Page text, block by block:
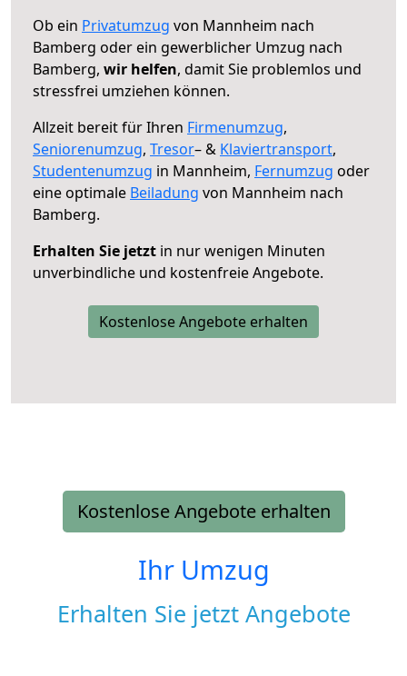
Ob ein Privatumzug von Mannheim nach
Bamberg oder ein gewerblicher Umzug nach
Bamberg, wir helfen, damit Sie problemlos und
stressfrei umziehen können.
Allzeit bereit für Ihren Firmenumzug,
Seniorenumzug, Tresor– & Klaviertransport,
Studentenumzug in Mannheim, Fernumzug oder
eine optimale Beiladung von Mannheim nach
Bamberg.
Erhalten Sie jetzt in nur wenigen Minuten
unverbindliche und kostenfreie Angebote.
Kostenlose Angebote erhalten
Kostenlose Angebote erhalten
Ihr Umzug
Erhalten Sie jetzt Angebote